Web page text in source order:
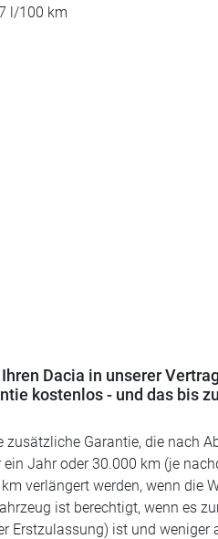
l/100 km
Dacia in unserer
kostenlos - und das bis
Garantie, die nach
Jahr oder 30.000 km (je
verlängert werden, wenn die
ist berechtigt, wenn es
Erstzulassung) ist und